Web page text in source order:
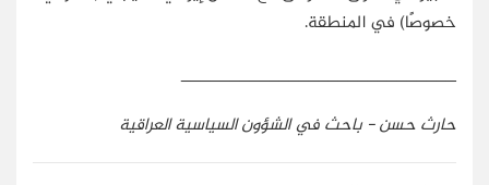
خصوصًا) في المنطقة.
____________________________
حارث حسن - باحث في الشؤون السياسية العراقية